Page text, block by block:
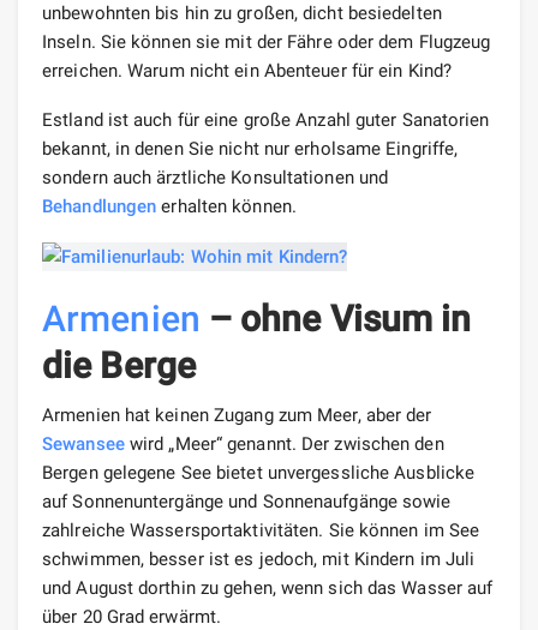
unbewohnten bis hin zu großen, dicht besiedelten
Inseln. Sie können sie mit der Fähre oder dem Flugzeug
erreichen. Warum nicht ein Abenteuer für ein Kind?
Estland ist auch für eine große Anzahl guter Sanatorien
bekannt, in denen Sie nicht nur erholsame Eingriffe,
sondern auch ärztliche Konsultationen und
Behandlungen erhalten können.
Armenien – ohne Visum in
die Berge
Armenien hat keinen Zugang zum Meer, aber der
Sewanseewird „Meer“ genannt. Der zwischen den
Bergen gelegene See bietet unvergessliche Ausblicke
auf Sonnenuntergänge und Sonnenaufgänge sowie
zahlreiche Wassersportaktivitäten. Sie können im See
schwimmen, besser ist es jedoch, mit Kindern im Juli
und August dorthin zu gehen, wenn sich das Wasser auf
über 20 Grad erwärmt.